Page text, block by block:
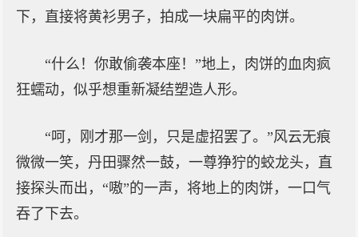
下，直接将黄衫男子，拍成一块扁平的肉饼。
“什么！你敢偷袭本座！”地上，肉饼的血肉疯
狂蠕动，似乎想重新凝结塑造人形。
“呵，刚才那一剑，只是虚招罢了。”风云无痕
微微一笑，丹田骤然一鼓，一尊狰狞的蛟龙头，直
接探头而出，“嗷”的一声，将地上的肉饼，一口气
吞了下去。